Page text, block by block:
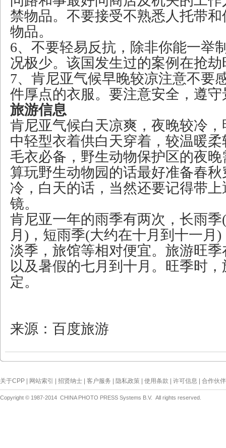
禁物品。不要接受不熟悉人托带
物品。
6、不要轻易反抗，除非你能一举
况极少。该国发生过的案例在抢
7、肯尼亚气候早晚较凉注意不要
件厚点的衣服。要注意安全，遵
旅游信息
肯尼亚气候白天凉爽，夜晚较冷
中轻型衣着供白天穿着，较温暖
毛衣必备，野生动物保护区的夜
算玩野生动物园的话最好准备春
冷，白天的话，当然还要记得带
镜。
肯尼亚一年的雨季有两次，长雨
月)，短雨季(大约在十月到十一月
淡季，旅馆等相对便宜。旅游旺
以及暑假的七月到十月。旺季时
定。
来源：百度旅游
关于CPP | 网站索引 | 招贤纳士 | 客户服务 | 隐私政策 | 使用条款 | 许可信息 | 合作伙伴
Copyright © 1987-2014 CHINA PHOTO PRESS Systems B.V. All rights reserved.